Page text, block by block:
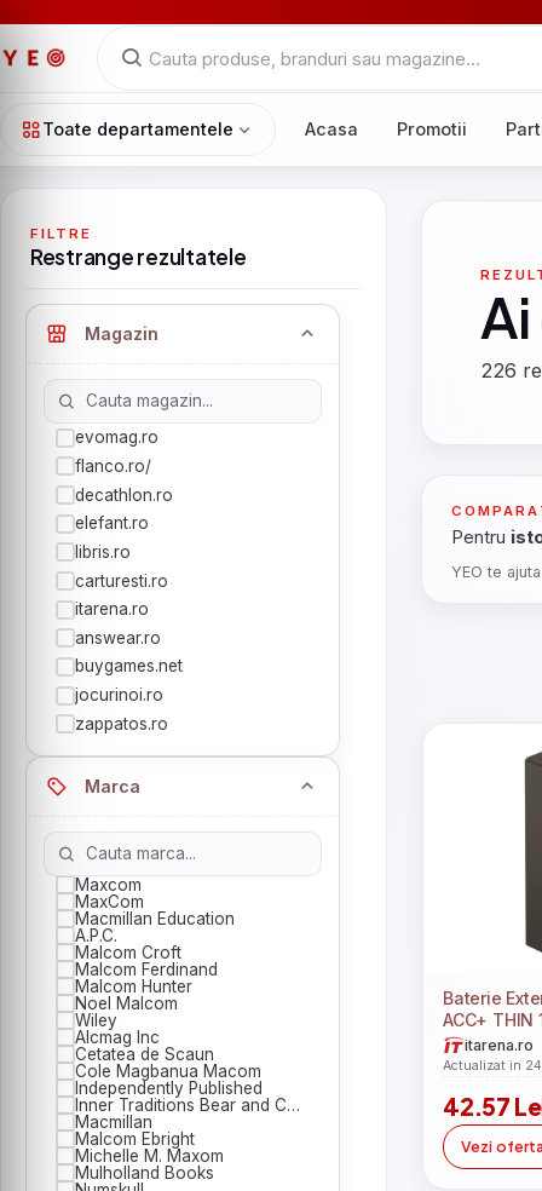
Toate departamentele Acasa Promotii
FILTRE
Restrange rezultatele
Magazin
evomag.ro
flanco.ro/
decathlon.ro
elefant.ro
libris.ro
carturesti.ro
itarena.ro
answear.ro
buygames.net
jocurinoi.ro
zappatos.ro
Marca
Maxcom
MaxCom
Macmillan Education
A.P.C.
Malcom Croft
Malcom Ferdinand
Malcom Hunter
Noel Malcom
Wiley
Alcmag Inc
Cetatea de Scaun
Cole Magbanua Macom
Independently Published
Inner Traditions Bear and Company
Macmillan
Malcom Ebright
Michelle M. Maxom
Mulholland Books
226
Pentru
YEO te
Baterie
ACC+ THIN 10000mAh Fast
Charge Black
itarena.ro
Actualizat in
42.57
Vezi